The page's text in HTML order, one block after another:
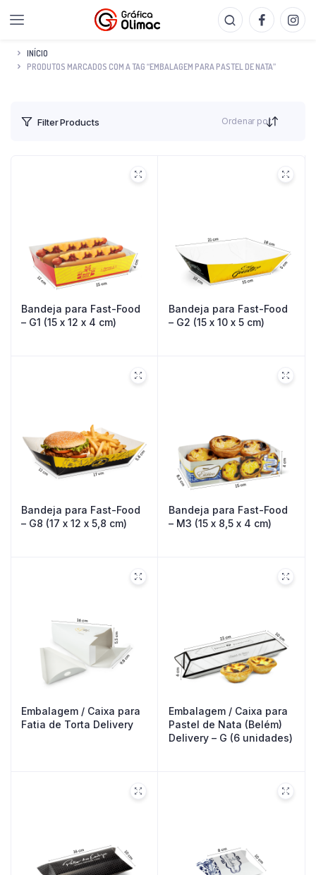
INÍCIO
PRODUTOS MARCADOS COM A TAG “EMBALAGEM PARA PASTEL DE NATA”
Filter Products Ordenar por
Bandeja para Fast-Food
– G1 (15 x 12 x 4 cm)
Bandeja para Fast-Food
– G2 (15 x 10 x 5 cm)
Bandeja para Fast-Food
– G8 (17 x 12 x 5,8 cm)
Bandeja para Fast-Food
– M3 (15 x 8,5 x 4 cm)
Embalagem / Caixa para
Fatia de Torta Delivery
Embalagem / Caixa para
Pastel de Nata (Belém)
Delivery – G (6 unidades)